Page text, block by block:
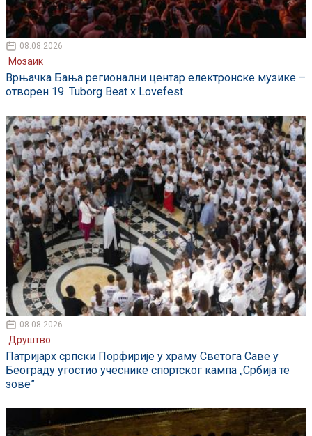
08.08.2026
Мозаик
Врњачка Бања регионални центар електронске музике –
отворен 19. Tuborg Beat x Lovefest
08.08.2026
Друштво
Патријарх српски Порфирије у храму Светога Саве у
Београду угостио учеснике спортског кампа „Србија те
зове”